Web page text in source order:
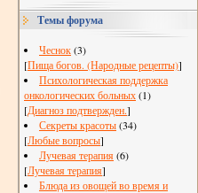
Темы форума
Чеснок(3)
[Пища богов. (Народные рецепты)]
Психологическая поддержка
онкологических больных(1)
[Диагноз подтвержден.]
Секреты красоты(34)
[Любые вопросы]
Лучевая терапия(6)
[Лучевая терапия]
Блюда из овощей во время и